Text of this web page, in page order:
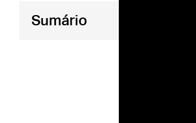
Sumário